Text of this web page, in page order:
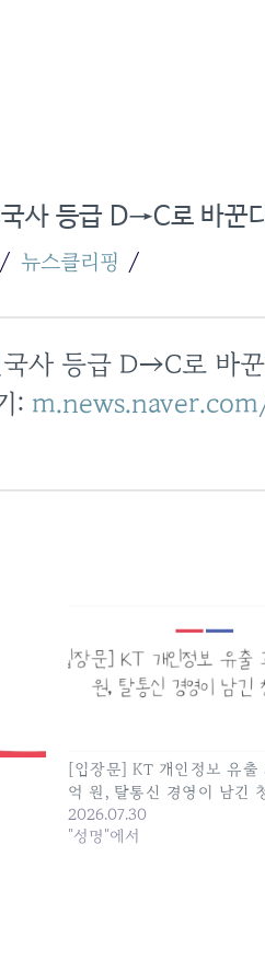
사 등급 D→C로 바꾼
뉴스클리핑
사 등급 D→C로 바
:
[입장문] KT 개인정보 유출
억 원, 탈통신 경영이 남긴
2026.07.30
"성명"에서